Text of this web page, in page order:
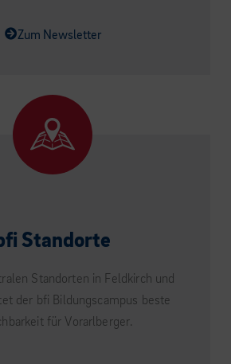
Zum Newsletter
Standorte
Standorten in Feldkirch und
der bfi Bildungscampus beste
für Vorarlberger.